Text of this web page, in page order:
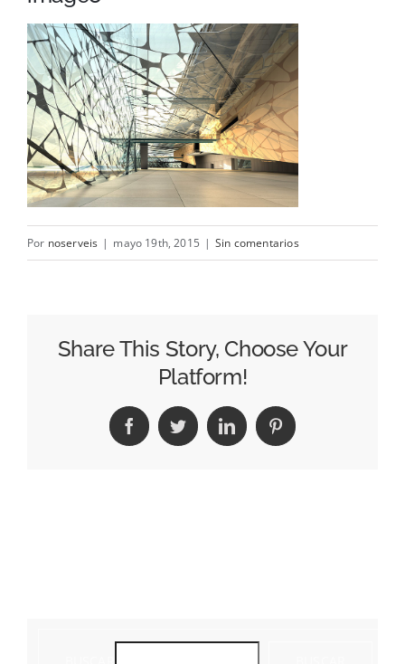
Cama
Baño
Contacto
Por noserveis | mayo 19th, 2015 | Sin comentarios
Share This Story, Choose Your
Platform!
FacebookTwitterLinkedInPinterest